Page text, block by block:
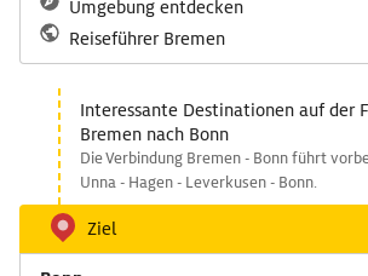
Umgebung entdecken
Reiseführer Bremen
Interessante Destinationen auf der
Bremen nach Bonn
Die Verbindung Bremen - Bonn führt
Unna - Hagen - Leverkusen - Bonn.
Ziel